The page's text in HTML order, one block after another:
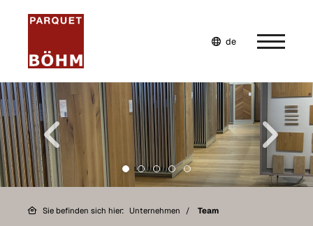
de
fr
Sie befinden sich hier: Unternehmen Team
Home
Unternehmen
Über uns
Team